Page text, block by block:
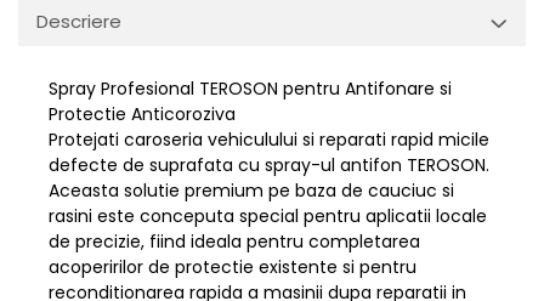
Descriere
Spray Profesional TEROSON pentru Antifonare si
Protectie Anticoroziva
Protejati caroseria vehiculului si reparati rapid micile
defecte de suprafata cu spray-ul antifon TEROSON.
Aceasta solutie premium pe baza de cauciuc si
rasini este conceputa special pentru aplicatii locale
de precizie, fiind ideala pentru completarea
acoperirilor de protectie existente si pentru
reconditionarea rapida a masinii dupa reparatii in